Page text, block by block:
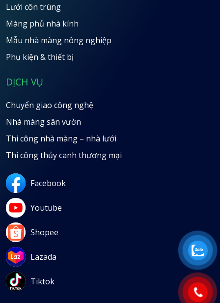
Lưới côn trùng
Màng phủ nhà kính
Mẫu nhà màng nông nghiệp
Phụ kiện & thiết bị
DỊCH VỤ
Chuyển giao công nghệ
Nhà màng sân vườn
Thi công nhà màng – nhà lưới
Thi công thủy canh thương mại
Facebook
Youtube
Shopee
Lazada
Tiktok